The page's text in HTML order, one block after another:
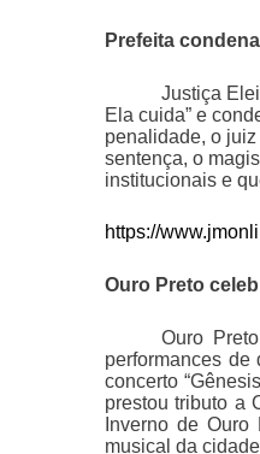
Prefeita
Justiça
Ela cuida” e
penalidade, o
sentença, o
institucionais e
https://
Ouro Preto
Ouro
performances de
concerto
prestou tributo a
Inverno de
musical da